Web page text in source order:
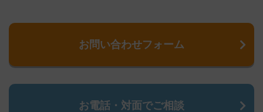
お問い合わせフォーム
お電話・対面でご相談